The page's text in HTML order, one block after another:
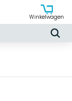
Winkelwagen